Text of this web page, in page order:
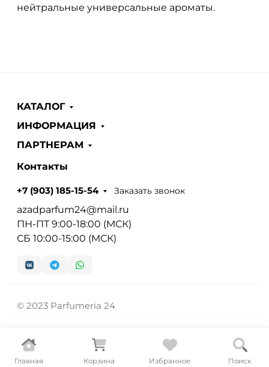
Главная Корзина Избранное Поиск
нейтральные универсальные ароматы.
КАТАЛОГ
ИНФОРМАЦИЯ
ПАРТНЕРАМ
Контакты
+7 (903) 185-15-54 Заказать звонок
azadparfum24@mail.ru
ПН-ПТ 9:00-18:00 (МСК)
СБ 10:00-15:00 (МСК)
© 2023 Parfumeria 24